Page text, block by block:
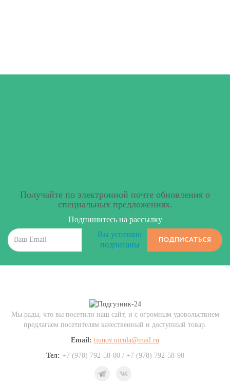
Получайте по электронной почте обновления о
специальных предложениях.
Подпишитесь на рассылку
Вы успешно
подписаны
ПОДПИСАТЬСЯ
Мы рады, что вы посетили наш сайт, и с огромным удовольствием
предлагаем посетителям качественный и доступный товар.
Email: tiunov.nicola@mail.ru
Тел: +7 (978) 792-58-80 / +7 (978) 792-58-90